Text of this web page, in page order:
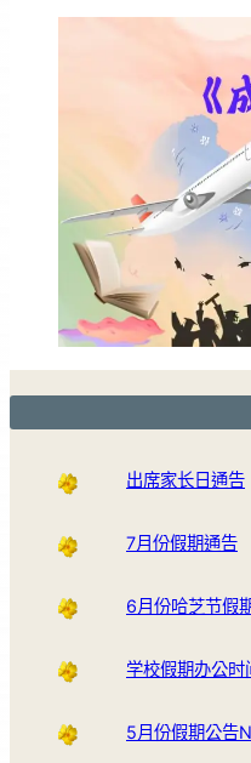
出席家长日通告
7月份假期通告
6月份哈芝节假
学校假期办公
5月份假期公